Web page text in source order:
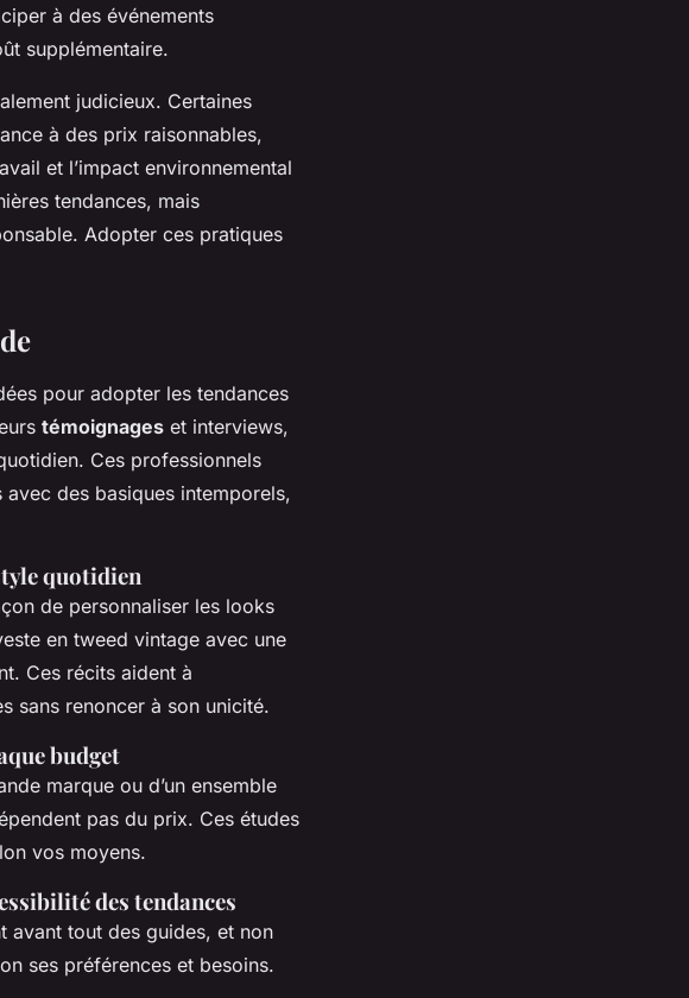
à des événements
supplémentaire.
judicieux. Certaines
à des prix raisonnables,
et l’impact environnemental
tendances, mais
Adopter ces pratiques
pour adopter les tendances
témoignages et interviews,
Ces professionnels
des basiques intemporels,
quotidien
de personnaliser les looks
en tweed vintage avec une
Ces récits aident à
sans renoncer à son unicité.
budget
marque ou d’un ensemble
pas du prix. Ces études
vos moyens.
des tendances
avant tout des guides, et non
ses préférences et besoins.